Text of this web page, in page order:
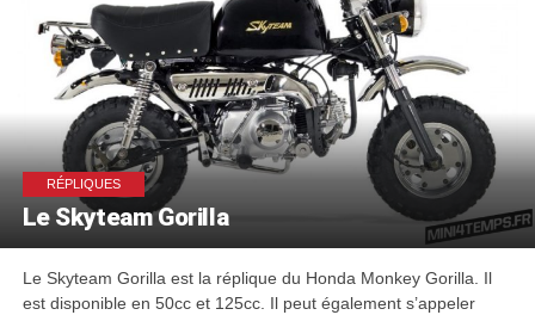
RÉPLIQUES
Le Skyteam Gorilla
Le Skyteam Gorilla est la réplique du Honda Monkey Gorilla. Il
est disponible en 50cc et 125cc. Il peut également s’appeler